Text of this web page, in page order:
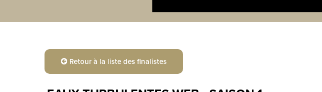
Retour à la liste des finalistes